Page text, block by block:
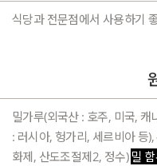
식당과 전문점에서 사용하기
밀가루(외국산 : 호주, 미국,
: 러시아, 헝가리, 세르비아 등
화제, 산도조절제2, 정수)밀